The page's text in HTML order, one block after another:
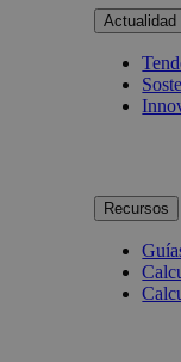
Actualidad
Recursos